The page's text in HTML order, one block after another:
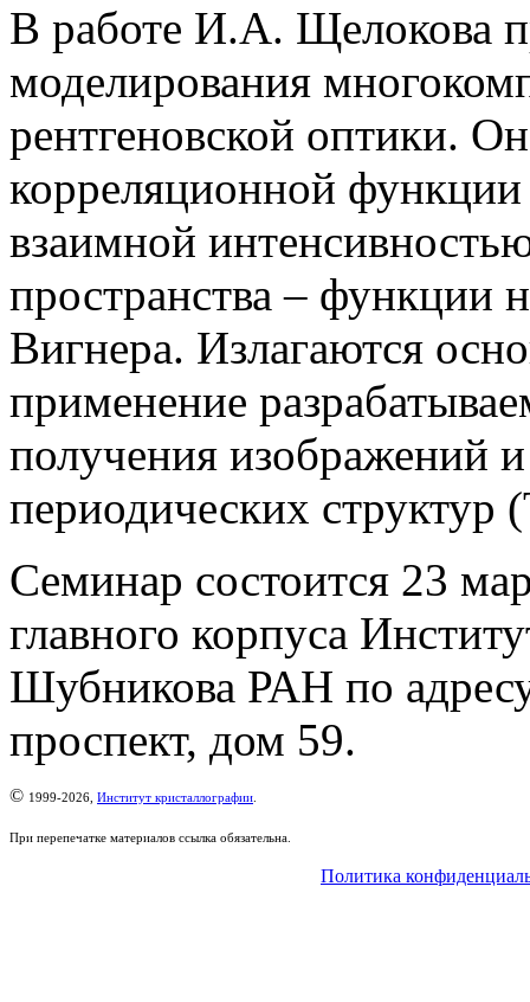
В работе И.А. Щелокова
моделирования
рентгеновской оптики.
корреляционной
взаимной
пространства – функции
Вигнера. Излагаются
применение
получения изображений
периодических структур
Семинар состоится 23
главного корпуса
Шубникова РАН по
проспект, дом 59.
© 1999-2026, Институт кристаллографии
При перепечатке материалов ссылка обязательна.
Политика